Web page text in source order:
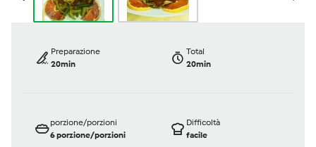
Preparazione
20min
Total
20min
porzione/porzioni
6porzione/porzioni
Difficoltà
facile